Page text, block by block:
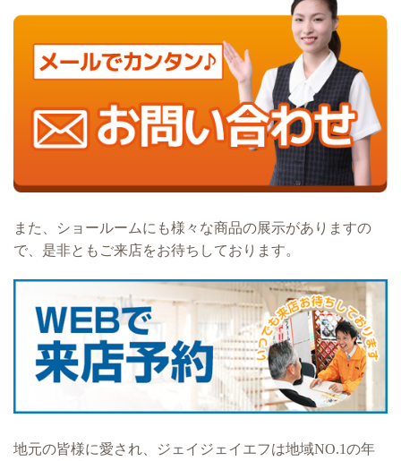
また、ショールームにも様々な商品の展示がありますの
で、是非ともご来店をお待ちしております。
地元の皆様に愛され、ジェイジェイエフは地域NO.1の年